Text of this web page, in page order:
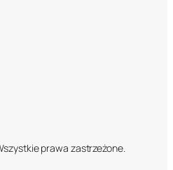
prawa zastrzeżone.